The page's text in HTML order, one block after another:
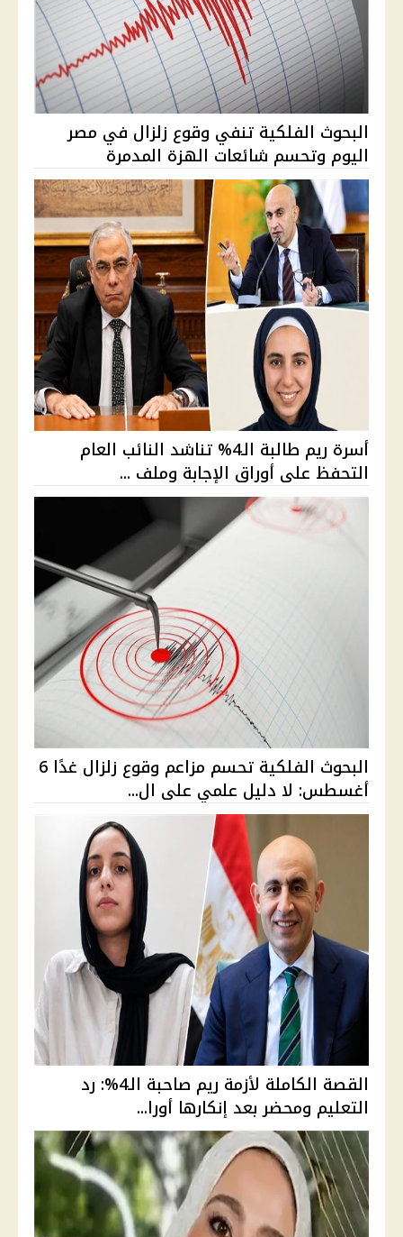
البحوث الفلكية تنفي وقوع زلزال في مصر
اليوم وتحسم شائعات الهزة المدمرة
أسرة ريم طالبة الـ4% تناشد النائب العام
التحفظ على أوراق الإجابة وملف ...
البحوث الفلكية تحسم مزاعم وقوع زلزال غدًا 6
أغسطس: لا دليل علمي على ال...
القصة الكاملة لأزمة ريم صاحبة الـ4%: رد
التعليم ومحضر بعد إنكارها أورا...